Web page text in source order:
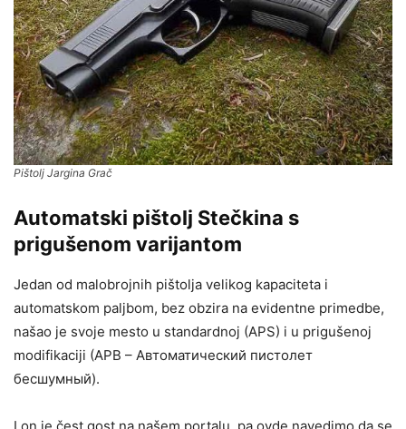
Pištolj Jargina Grač
Automatski pištolj Stečkina s
prigušenom varijantom
Jedan od malobrojnih pištolja velikog kapaciteta i
automatskom paljbom, bez obzira na evidentne primedbe,
našao je svoje mesto u standardnoj (APS) i u prigušenoj
modifikaciji (APB – Автоматический пистолет
бесшумный).